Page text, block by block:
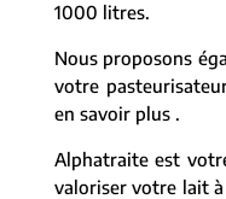
1000 litres.
Nous proposons
votre
en savoir plus .
Alphatraite est
valoriser votre lait